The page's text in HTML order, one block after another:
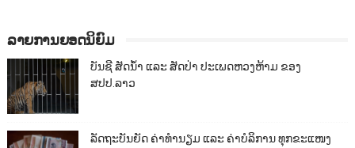
ລາຍການຍອດນິຍົມ
ບັນຊີ ສັດນ້ຳ ແລະ ສັດປ່າ ປະເພດຫວງຫ້າມ ຂອງ
ສປປ.ລາວ
ລັດຖະບັນຍັດ ຄ່າທຳນຽມ ແລະ ຄ່າບໍລິການ ທຸກຂະແໜງ